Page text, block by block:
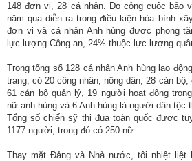
148 đơn vị, 28 cá nhân. Do công cuộc bảo
năm qua diễn ra trong điều kiện hòa bình
đơn vị và cá nhân Anh hùng được phong
lực lượng Công an, 24% thuộc lực lượng
Trong tổng số 128 cá nhân Anh hùng lao
trang, có 20 công nhân, nông dân, 28 cán
61 cán bộ quản lý, 19 người hoạt động
nữ anh hùng và 6 Anh hùng là người dân tộc
Tổng số chiến sỹ thi đua toàn quốc được
1177 người, trong đó có 250 nữ.
Thay mặt Đảng và Nhà nước, tôi nhiệt liệt